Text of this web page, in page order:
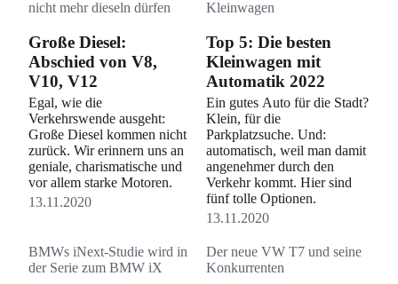
nicht mehr dieseln dürfen
Große Diesel:
Abschied von V8,
V10, V12
Egal, wie die
Verkehrswende ausgeht:
Große Diesel kommen nicht
zurück. Wir erinnern uns an
geniale, charismatische und
vor allem starke Motoren.
13.11.2020
Kleinwagen
Top 5: Die besten
Kleinwagen mit
Automatik 2022
Ein gutes Auto für die Stadt?
Klein, für die
Parkplatzsuche. Und:
automatisch, weil man damit
angenehmer durch den
Verkehr kommt. Hier sind
fünf tolle Optionen.
13.11.2020
BMWs iNext-Studie wird in
der Serie zum BMW iX
Der neue VW T7 und seine
Konkurrenten